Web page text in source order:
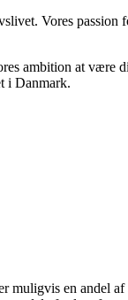
Vores
ambition at være
i Danmark.
muligvis en andel